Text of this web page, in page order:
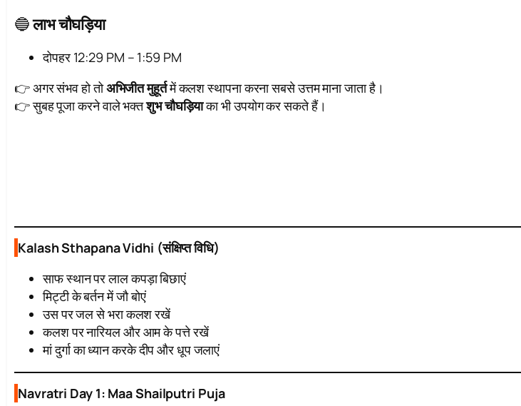
🔵लाभ चौघड़िया
दोपहर 12:29 PM – 1:59 PM
👉 अगर संभव हो तोअभिजीत मुहूर्तमें कलश स्थापना करना सबसे उत्तम माना जाता है।
👉 सुबह पूजा करने वाले भक्तशुभ चौघड़ियाका भी उपयोग कर सकते हैं।
Kalash Sthapana Vidhi (संक्षिप्त विधि)
साफ स्थान पर लाल कपड़ा बिछाएं
मिट्टी के बर्तन में जौ बोएं
उस पर जल से भरा कलश रखें
कलश पर नारियल और आम के पत्ते रखें
मां दुर्गा का ध्यान करके दीप और धूप जलाएं
Navratri Day 1: Maa Shailputri Puja